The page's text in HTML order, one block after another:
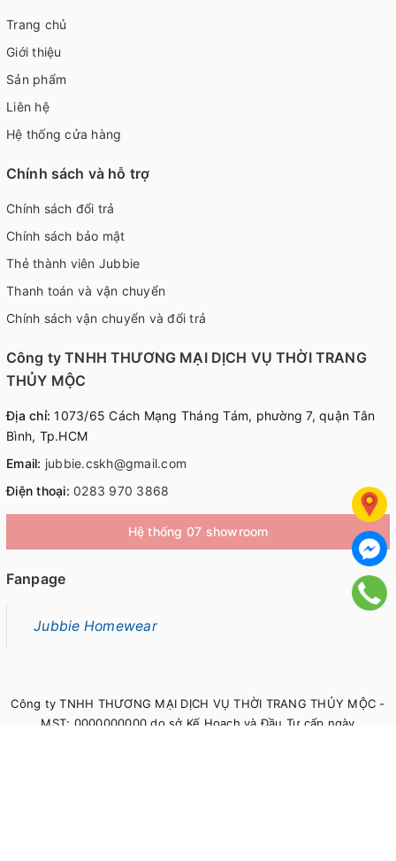
Trang chủ
Giới thiệu
Sản phẩm
Liên hệ
Hệ thống cửa hàng
Chính sách và hỗ trợ
Chính sách đổi trả
Chính sách bảo mật
Thẻ thành viên Jubbie
Thanh toán và vận chuyển
Chính sách vận chuyển và đổi trả
Công ty TNHH THƯƠNG MẠI DỊCH VỤ THỜI TRANG
THỦY MỘC
Địa chỉ: 1073/65 Cách Mạng Tháng Tám, phường 7, quận Tân
Bình, Tp.HCM
Email: jubbie.cskh@gmail.com
Điện thoại: 0283 970 3868
Hệ thống 07 showroom
Công ty TNHH THƯƠNG MẠI DỊCH VỤ THỜI TRANG THỦY MỘC -
MST: 0000000000 do sở Kế Hoạch và Đầu Tư cấp ngày
Fanpage
Jubbie Homewear